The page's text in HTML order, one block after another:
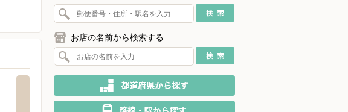
お店の名前から検索する